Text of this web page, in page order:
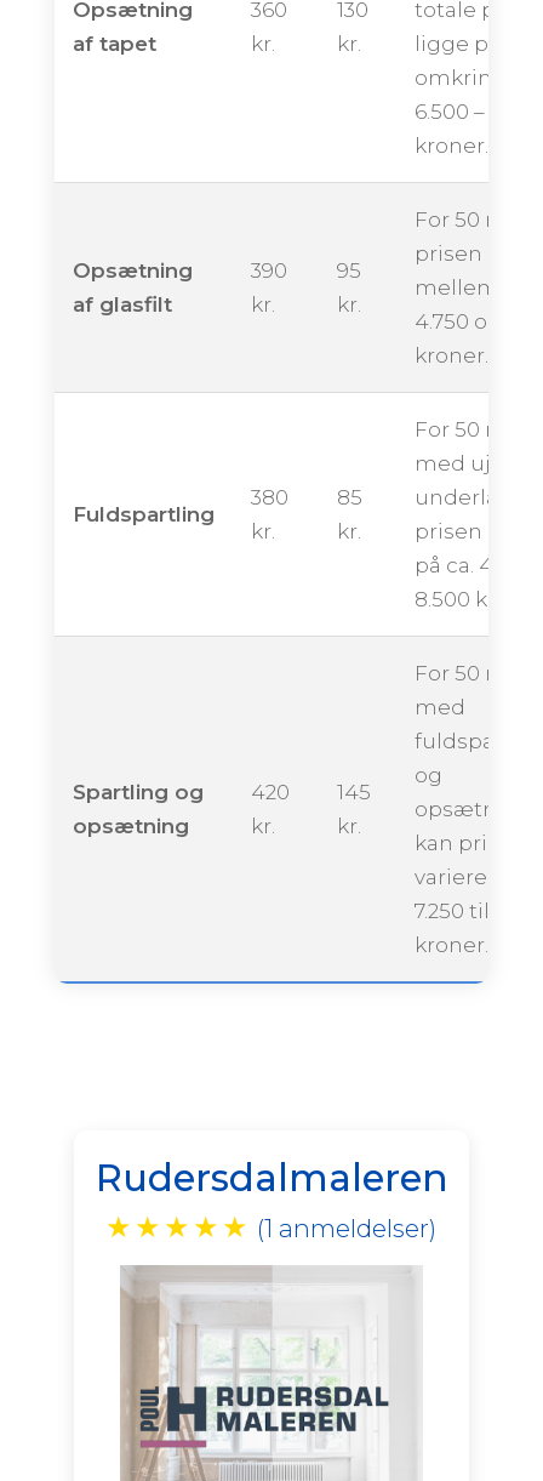
Opsætning
af tapet
360
kr.
130
kr.
totale pris
ligge på
omkring
6.500 –
kroner.
Opsætning
af glasfilt
390
kr.
95
kr.
For 50 m²
prisen ende
mellem ca.
4.750 og
kroner.
Fuldspartling
380
kr.
85
kr.
For 50 m²
med
underlag
prisen ligge
på ca. 4.250
8.500
Spartling og
opsætning
420
kr.
145
kr.
For 50 m²
med
og
opsætning
kan prisen
variere fra
7.250 til
kroner.
Rudersdalmaleren
★ ★ ★ ★ ★ (1 anmeldelser)